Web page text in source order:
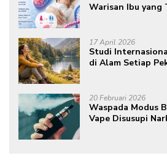
Warisan Ibu yang
17 April 2026
Studi
di Alam Setiap
20 Februari 2026
Waspada Modus
Vape Disusupi